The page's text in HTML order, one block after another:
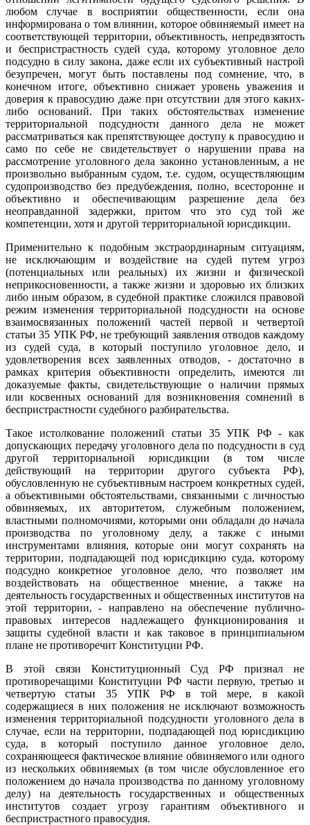
любом случае в восприятии общественности, если она
информирована о том влиянии, которое обвиняемый имеет на
соответствующей территории, объективность, непредвзятость
и беспристрастность судей суда, которому уголовное дело
подсудно в силу закона, даже если их субъективный настрой
безупречен, могут быть поставлены под сомнение, что, в
конечном итоге, объективно снижает уровень уважения и
доверия к правосудию даже при отсутствии для этого каких-
либо оснований. При таких обстоятельствах изменение
территориальной подсудности данного дела не может
рассматриваться как препятствующее доступу к правосудию и
само по себе не свидетельствует о нарушении права на
рассмотрение уголовного дела законно установленным, а не
произвольно выбранным судом, т.е. судом, осуществляющим
судопроизводство без предубеждения, полно, всесторонне и
объективно и обеспечивающим разрешение дела без
неоправданной задержки, притом что это суд той же
компетенции, хотя и другой территориальной юрисдикции.
Применительно к подобным экстраординарным ситуациям,
не исключающим и воздействие на судей путем угроз
(потенциальных или реальных) их жизни и физической
неприкосновенности, а также жизни и здоровью их близких
либо иным образом, в судебной практике сложился правовой
режим изменения территориальной подсудности на основе
взаимосвязанных положений частей первой и четвертой
статьи 35 УПК РФ, не требующий заявления отводов каждому
из судей суда, в который поступило уголовное дело, и
удовлетворения всех заявленных отводов, - достаточно в
рамках критерия объективности определить, имеются ли
доказуемые факты, свидетельствующие о наличии прямых
или косвенных оснований для возникновения сомнений в
беспристрастности судебного разбирательства.
Такое истолкование положений статьи 35 УПК РФ - как
допускающих передачу уголовного дела по подсудности в суд
другой территориальной юрисдикции (в том числе
действующий на территории другого субъекта РФ),
обусловленную не субъективным настроем конкретных судей,
а объективными обстоятельствами, связанными с личностью
обвиняемых, их авторитетом, служебным положением,
властными полномочиями, которыми они обладали до начала
производства по уголовному делу, а также с иными
инструментами влияния, которые они могут сохранять на
территории, подпадающей под юрисдикцию суда, которому
подсудно конкретное уголовное дело, что позволяет им
воздействовать на общественное мнение, а также на
деятельность государственных и общественных институтов на
этой территории, - направлено на обеспечение публично-
правовых интересов надлежащего функционирования и
защиты судебной власти и как таковое в принципиальном
плане не противоречит Конституции РФ.
В этой связи Конституционный Суд РФ признал не
противоречащими Конституции РФ части первую, третью и
четвертую статьи 35 УПК РФ в той мере, в какой
содержащиеся в них положения не исключают возможность
изменения территориальной подсудности уголовного дела в
случае, если на территории, подпадающей под юрисдикцию
суда, в который поступило данное уголовное дело,
сохраняющееся фактическое влияние обвиняемого или одного
из нескольких обвиняемых (в том числе обусловленное его
положением до начала производства по данному уголовному
делу) на деятельность государственных и общественных
институтов создает угрозу гарантиям объективного и
беспристрастного правосудия.